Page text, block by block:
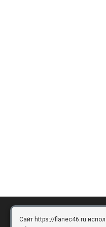
БРЯНСК
Сайт https://flanec46.ru